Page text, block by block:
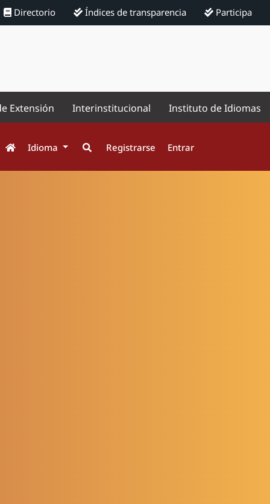
Directorio Índices de transparencia Participa
Extensión Interinstitucional Instituto de Idiomas
Idioma Registrarse Entrar